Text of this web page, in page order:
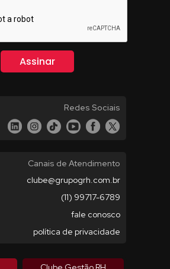
Redes Sociais
Canais de Atendimento
clube@grupogrh.com.br
(11) 99717-6789
fale conosco
política de privacidade